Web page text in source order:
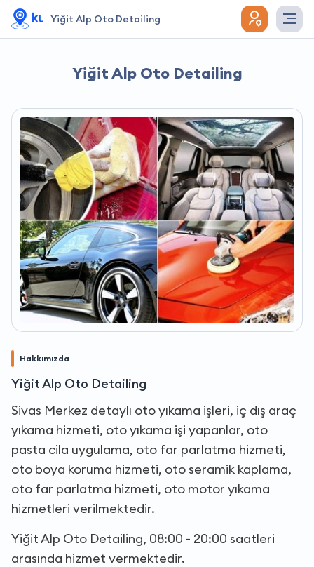
Yiğit Alp Oto Detailing
Yiğit Alp Oto Detailing
Hakkımızda
Yiğit Alp Oto Detailing
Sivas Merkez detaylı oto yıkama işleri, iç dış araç
yıkama hizmeti, oto yıkama işi yapanlar, oto
pasta cila uygulama, oto far parlatma hizmeti,
oto boya koruma hizmeti, oto seramik kaplama,
oto far parlatma hizmeti, oto motor yıkama
hizmetleri verilmektedir.
Yiğit Alp Oto Detailing, 08:00 - 20:00 saatleri
arasında hizmet vermektedir.